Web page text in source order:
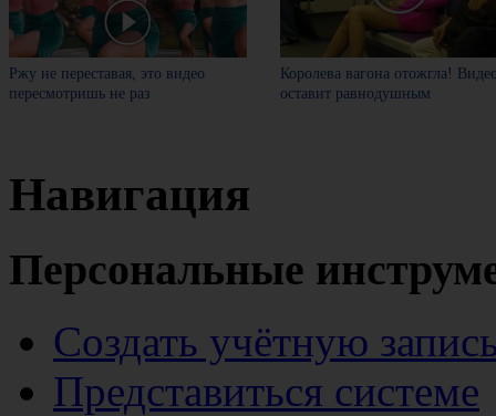
Ржу не переставая, это видео
пересмотришь не раз
Королева вагона отожгла!
оставит равнодушным
Навигация
Персональные
Создать учётную
Представиться системе